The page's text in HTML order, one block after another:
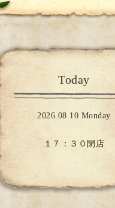
Today
2026.08.10 Monday
１７：３０閉店